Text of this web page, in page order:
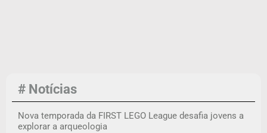
# Notícias
Nova temporada da FIRST LEGO League desafia jovens a
explorar a arqueologia